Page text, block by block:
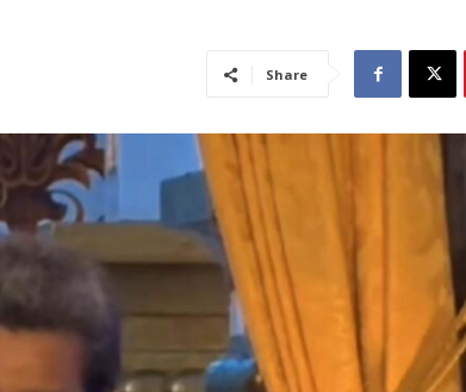
Share